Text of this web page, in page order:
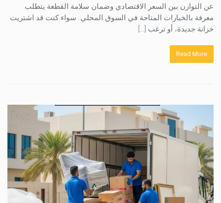
عن التوازن بين السعر الاقتصادي وضمان سلامة القطعة يتطلب
معرفة بالخيارات المتاحة في السوق المحلي. سواء كنت قد اشتريت
خزانة جديدة، أو ترغب […]
Read More